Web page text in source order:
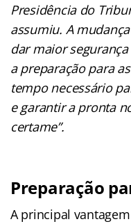
Presidência do
assumiu. A
dar maior
a preparação para
tempo necessário
e garantir a pronta
certame”.
Preparação
A principal